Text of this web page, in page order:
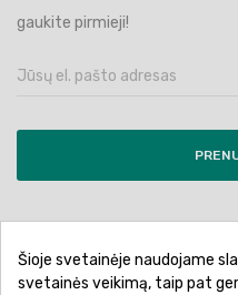
gaukite pirmieji!
Pirkimo sąlygos ir
Šioje svetainėje naudojame
svetainės veikimą, taip pat